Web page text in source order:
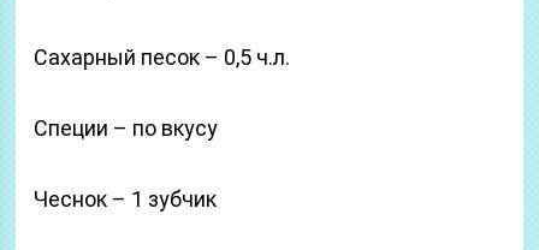
Сахарный песок – 0,5 ч.л.
Специи – по вкусу
Чеснок – 1 зубчик